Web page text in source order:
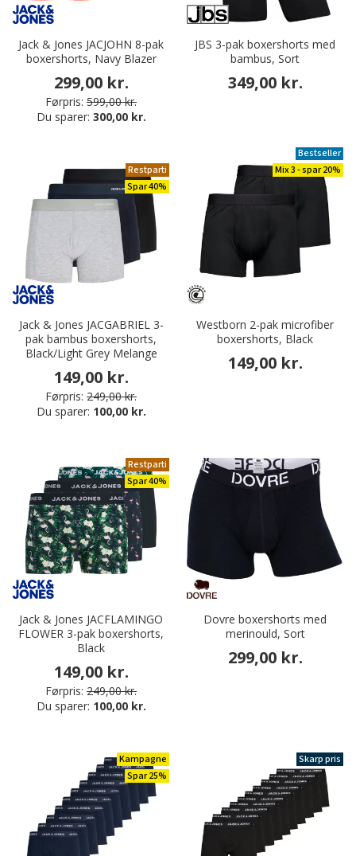
Jack & Jones JACJOHN 8-pak
boxershorts, Navy Blazer
299,00 kr.
Førpris: 599,00 kr.
Du sparer: 300,00 kr.
JBS 3-pak boxershorts med
bambus, Sort
349,00 kr.
Restparti
Spar 40%
Jack & Jones JACGABRIEL 3-
pak bambus boxershorts,
Black/Light Grey Melange
149,00 kr.
Førpris: 249,00 kr.
Du sparer: 100,00 kr.
Bestseller
Mix 3 - spar 20%
Westborn 2-pak microfiber
boxershorts, Black
149,00 kr.
Restparti
Spar 40%
Jack & Jones JACFLAMINGO
FLOWER 3-pak boxershorts,
Black
149,00 kr.
Førpris: 249,00 kr.
Du sparer: 100,00 kr.
Dovre boxershorts med
merinould, Sort
299,00 kr.
Kampagne
Spar 25%
Skarp pris